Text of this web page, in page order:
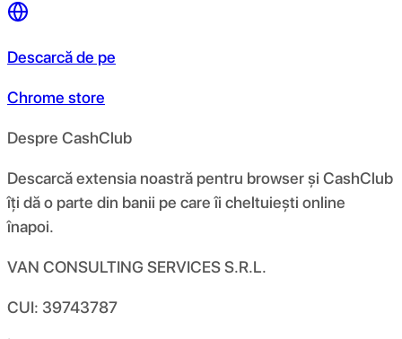
Descarcă de pe
Chrome store
Despre CashClub
Descarcă extensia noastră pentru browser și CashClub
îți dă o parte din banii pe care îi cheltuiești online
înapoi.
VAN CONSULTING SERVICES S.R.L.
CUI: 39743787